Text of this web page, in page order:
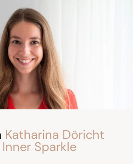
Katharina Döricht
Inner Sparkle